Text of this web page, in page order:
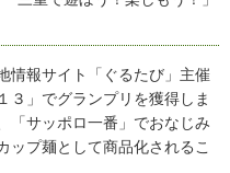
情報サイト「ぐるたび」主催
３」でグランプリを獲得しま
「サッポロ一番」でおなじみ
ップ麺として商品化されるこ